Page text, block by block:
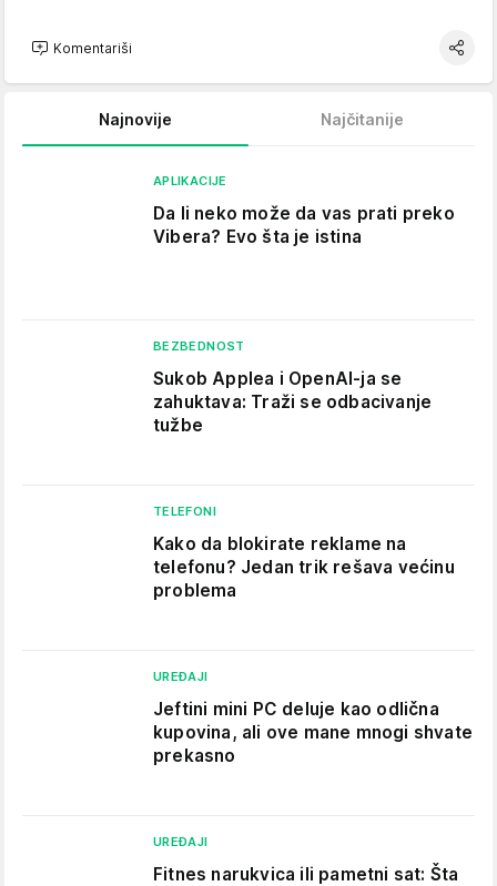
Komentariši
Najnovije Najčitanije
APLIKACIJE
Da li neko može da vas prati preko
Vibera? Evo šta je istina
BEZBEDNOST
Sukob Applea i OpenAI-ja se
zahuktava: Traži se odbacivanje
tužbe
TELEFONI
Kako da blokirate reklame na
telefonu​? Jedan trik rešava većinu
problema
UREĐAJI
Jeftini mini PC deluje kao odlična
kupovina, ali ove mane mnogi shvate
prekasno
UREĐAJI
Fitnes narukvica ili pametni sat: Šta